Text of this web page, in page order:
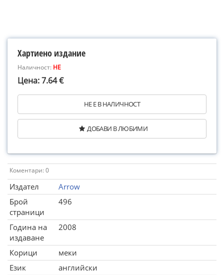
Хартиено издание
Наличност: НЕ
Цена: 7.64 €
НЕ Е В НАЛИЧНОСТ
ДОБАВИ В ЛЮБИМИ
Коментари: 0
Издател
Arrow
Брой
страници
496
Година на
издаване
2008
Корици
меки
Език
английски